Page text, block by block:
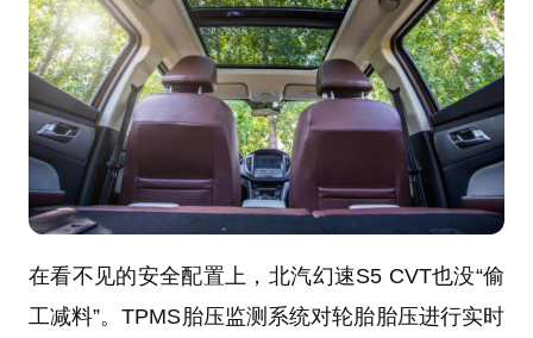
在看不见的安全配置上，北汽幻速S5 CVT也没“偷
工减料”。TPMS胎压监测系统对轮胎胎压进行实时